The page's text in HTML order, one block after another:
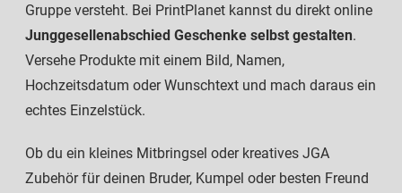
Gruppe versteht. Bei PrintPlanet kannst du direkt online
Junggesellenabschied Geschenke selbst gestalten.
Versehe Produkte mit einem Bild, Namen,
Hochzeitsdatum oder Wunschtext und mach daraus ein
echtes Einzelstück.
Ob du ein kleines Mitbringsel oder kreatives JGA
Zubehör für deinen Bruder, Kumpel oder besten Freund